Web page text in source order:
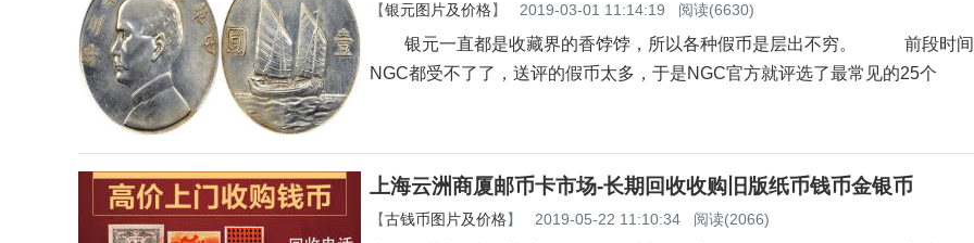
【银元图片及价格】 2019-03-01 11:14:19 阅读(6630)
银元一直都是收藏界的香饽饽，所以各种假币是层出不穷。 前段时间
NGC都受不了了，送评的假币太多，于是NGC官方就评选了最常见的25个
上海云洲商厦邮币卡市场-长期回收收购旧版纸币钱币金银币
【古钱币图片及价格】 2019-05-22 11:10:34 阅读(2066)